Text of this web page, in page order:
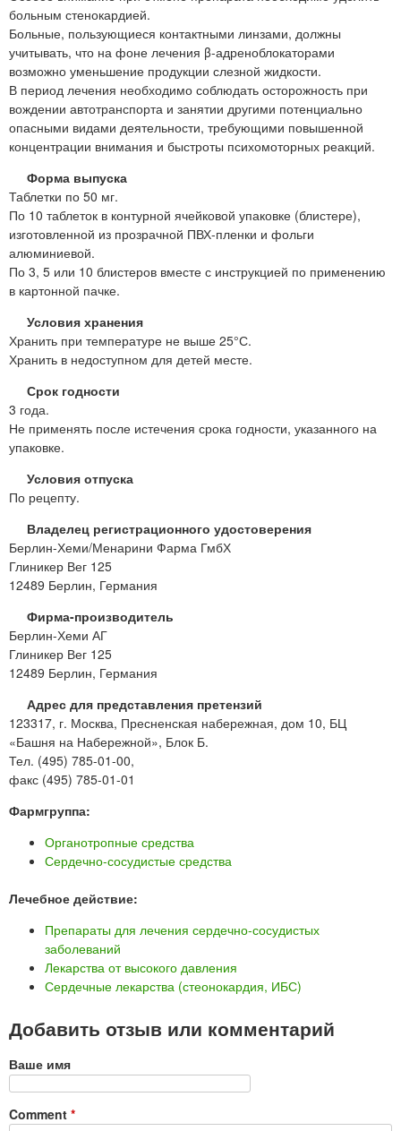
больным стенокардией.
Больные, пользующиеся контактными линзами, должны
учитывать, что на фоне лечения β-адреноблокаторами
возможно уменьшение продукции слезной жидкости.
В период лечения необходимо соблюдать осторожность при
вождении автотранспорта и занятии другими потенциально
опасными видами деятельности, требующими повышенной
концентрации внимания и быстроты психомоторных реакций.
Форма выпуска
Таблетки по 50 мг.
По 10 таблеток в контурной ячейковой упаковке (блистере),
изготовленной из прозрачной ПВХ-пленки и фольги
алюминиевой.
По 3, 5 или 10 блистеров вместе с инструкцией по применению
в картонной пачке.
Условия хранения
Хранить при температуре не выше 25°С.
Хранить в недоступном для детей месте.
Срок годности
3 года.
Не применять после истечения срока годности, указанного на
упаковке.
Условия отпуска
По рецепту.
Владелец регистрационного удостоверения
Берлин-Хеми/Менарини Фарма ГмбХ
Глиникер Вег 125
12489 Берлин, Германия
Фирма-производитель
Берлин-Хеми АГ
Глиникер Вег 125
12489 Берлин, Германия
Адрес для представления претензий
123317, г. Москва, Пресненская набережная, дом 10, БЦ
«Башня на Набережной», Блок Б.
Тел. (495) 785-01-00,
факс (495) 785-01-01
Фармгруппа:
Органотропные средства
Сердечно-сосудистые средства
Лечебное действие:
Препараты для лечения сердечно-сосудистых
заболеваний
Лекарства от высокого давления
Сердечные лекарства (стеонокардия, ИБС)
Добавить отзыв или комментарий
Ваше имя
Comment *